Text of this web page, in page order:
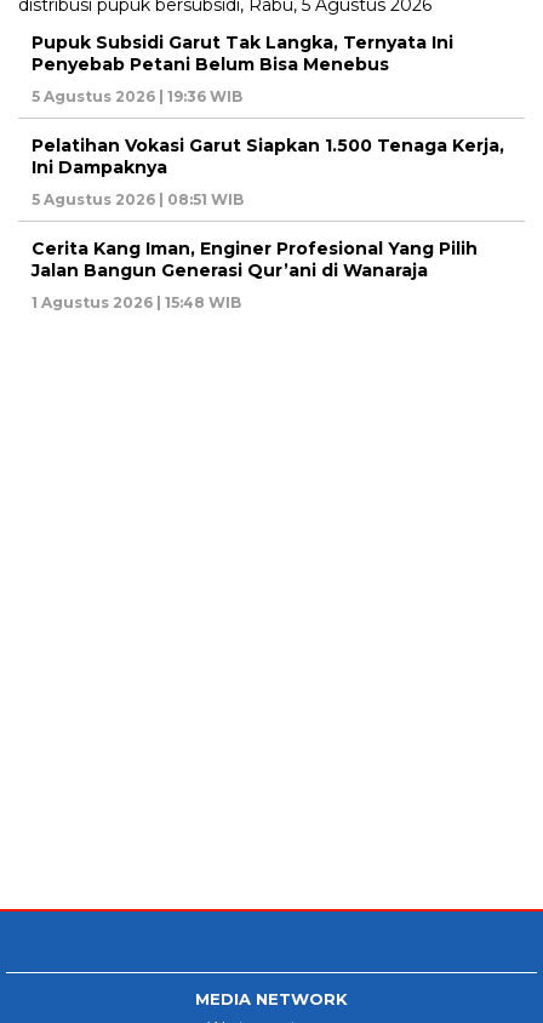
Pupuk Subsidi Garut Tak Langka, Ternyata Ini
Penyebab Petani Belum Bisa Menebus
5 Agustus 2026 | 19:36 WIB
Pelatihan Vokasi Garut Siapkan 1.500 Tenaga Kerja,
Ini Dampaknya
5 Agustus 2026 | 08:51 WIB
Cerita Kang Iman, Enginer Profesional Yang Pilih
Jalan Bangun Generasi Qur’ani di Wanaraja
1 Agustus 2026 | 15:48 WIB
MEDIA NETWORK